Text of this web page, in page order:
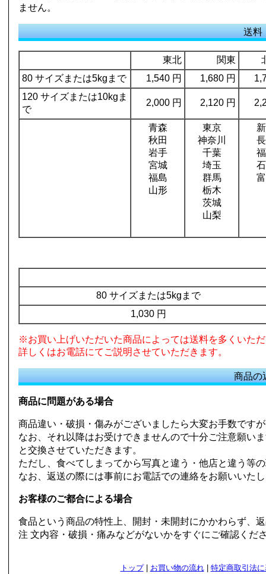
ません。
送料
東北 関東
80 サイズまたは5kgまで
1,540 円 1,680 円
120 サイズまたは10kgま
で
2,000 円 2,120 円
青森
秋田
岩手
宮城
福島
山形
東京
神奈川
千葉
埼玉
群馬
栃木
茨城
山梨
80 サイズまたは5kgまで
1,030 円
※お買い上げいただいた商品によっては送料を多くいた
詳しくはお電話にてご説明させていただきます。
商品の
商品に問題がある場合
商品違い・破損・傷みがございましたら大変お手数です
なお、それ以降はお受けできませんので十分ご注意願い
と交換させていただきます。
ただし、食べてしまってから写真と違う・他店と違う等
なお、返送の際には事前にお電話での連絡をお願いいた
お客様のご都合による場合
食品という商品の特性上、開封・未開封にかかわらず、
注 文内容・破損・痛みなどがないかをすぐにご確認くだ
トップ| お買い物の流れ| 特定商取引法